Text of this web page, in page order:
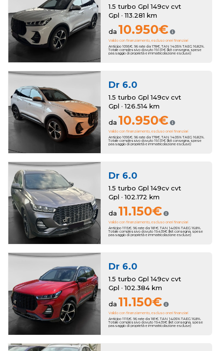
1.5 turbo Gpl 149cv cvt
Gpl · 113.281 km
da 10.950€
Valido con finanziamento, escluso oneri finanziari
Anticipo 1095€. 96 rate da 178€. TAN 14.05% TAEG 16.82%.
Totale complessivo dovuto 19.131€ (kit consegna, spese
passaggio di proprietà e immatricolazione escluse)
Dr 6.0
1.5 turbo Gpl 149cv cvt
Gpl · 126.514 km
da 10.950€
Valido con finanziamento, escluso oneri finanziari
Anticipo 1095€. 96 rate da 178€. TAN 14.05% TAEG 16.82%.
Totale complessivo dovuto 19.131€ (kit consegna, spese
passaggio di proprietà e immatricolazione escluse)
Dr 6.0
1.5 turbo Gpl 149cv cvt
Gpl · 102.172 km
da 11.150€
Valido con finanziamento, escluso oneri finanziari
Anticipo 1115€. 96 rate da 181€. TAN 14.05% TAEG 16.8%.
Totale complessivo dovuto 19.439€ (kit consegna, spese
passaggio di proprietà e immatricolazione escluse)
Dr 6.0
1.5 turbo Gpl 149cv cvt
Gpl · 102.384 km
da 11.150€
Valido con finanziamento, escluso oneri finanziari
Anticipo 1115€. 96 rate da 181€. TAN 14.05% TAEG 16.8%.
Totale complessivo dovuto 19.439€ (kit consegna, spese
passaggio di proprietà e immatricolazione escluse)